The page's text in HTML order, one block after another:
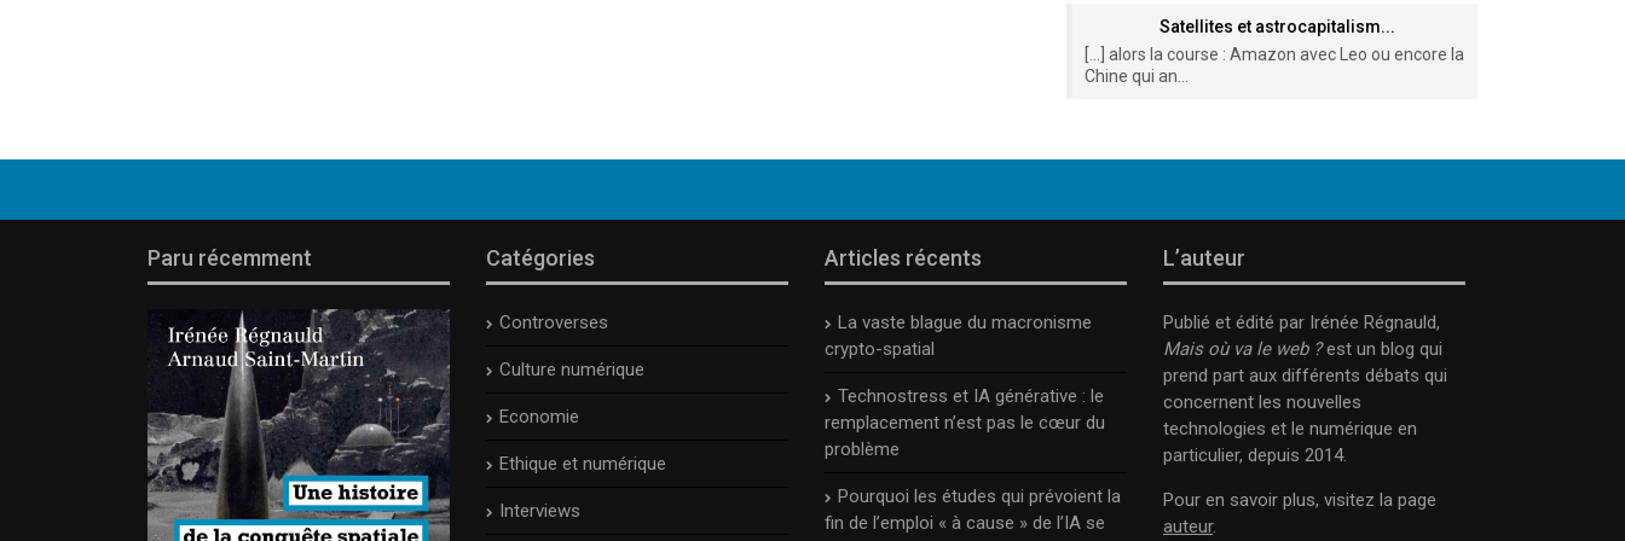
Satellites et astrocapitalism...
[…] alors la course : Amazon avec Leo ou encore la
Chine qui an...
Paru récemment Catégories
Controverses
Culture numérique
Economie
Ethique et numérique
Interviews
Articles récents
La vaste blague du macronisme
crypto-spatial
Technostress et IA générative : le
remplacement n’est pas le cœur du
problème
Pourquoi les études qui prévoient la
fin de l’emploi « à cause » de l’IA se
L’auteur
Publié et édité par Irénée Régnauld,
Mais où va le web ?est un blog qui
prend part aux différents débats qui
concernent les nouvelles
technologies et le numérique en
particulier, depuis 2014.
Pour en savoir plus, visitez la page
auteur.